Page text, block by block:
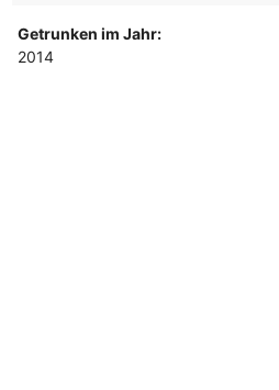
Getrunken im Jahr:
2014